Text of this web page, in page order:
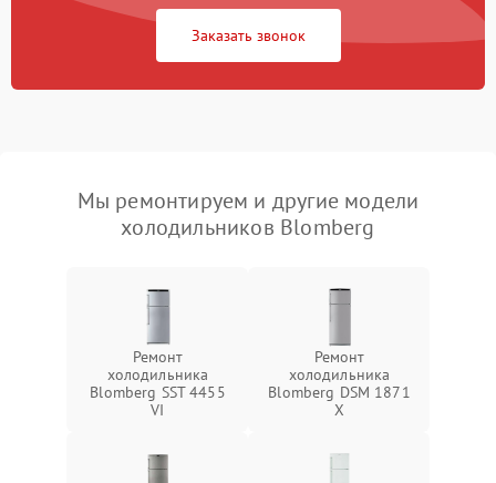
Заказать звонок
Мы ремонтируем и другие модели
холодильников Blomberg
Ремонт
холодильника
Blomberg SST 4455
VI
Ремонт
холодильника
Blomberg DSM 1871
X